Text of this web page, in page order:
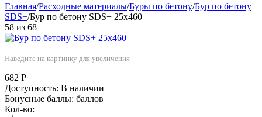
Главная/Расходные материалы/Буры по бетону/Бур по бетону
SDS+/Бур по бетону SDS+ 25х460
58 из 68
Наведите на картинку для увеличения
682 Р
Доступность: В наличии
Бонусные баллы: баллов
Кол-во: